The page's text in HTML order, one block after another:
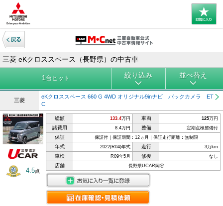
三菱 eKクロススペース（長野県）の中古車
1 台ヒット 絞り込み 並べ替え
三菱
eKクロススペース 660 G 4WD オリジナル9inナビ バックカメラ ET
C
4.5点
総額 133.4万円 車両 125万円
諸費用 8.4万円 整備 定期点検整備付
保証 保証付｜保証期間：12ヵ月｜保証走行距離：無制限
年式 2022(R04)年式 走行 3万km
車検 R09年5月 修復 なし
店舗 長野県UCAR岡谷